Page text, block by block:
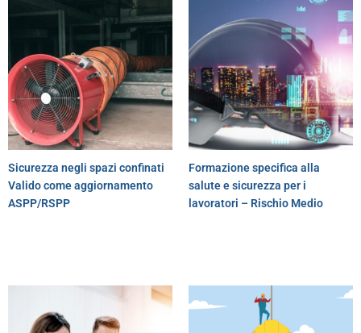
Sicurezza negli spazi confinati
Valido come aggiornamento
ASPP/RSPP
Formazione specifica alla
salute e sicurezza per i
lavoratori – Rischio Medio